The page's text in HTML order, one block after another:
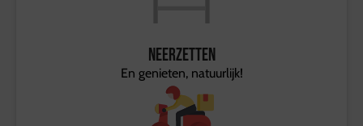
Neerzetten
En genieten, natuurlijk!